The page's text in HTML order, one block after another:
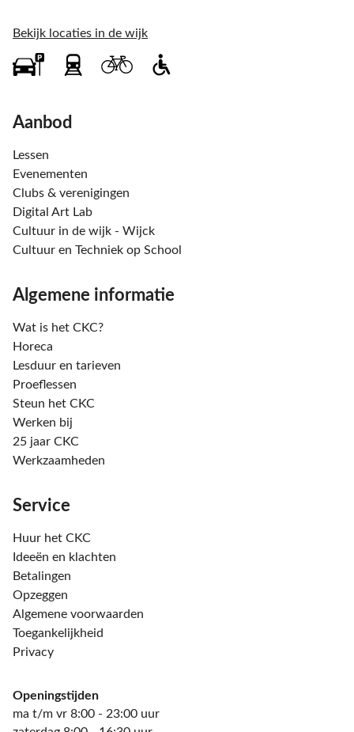
Bekijk locaties in de wijk
Aanbod
Lessen
Evenementen
Clubs & verenigingen
Digital Art Lab
Cultuur in de wijk - Wijck
Cultuur en Techniek op School
Algemene informatie
Wat is het CKC?
Horeca
Lesduur en tarieven
Proeflessen
Steun het CKC
Werken bij
25 jaar CKC
Werkzaamheden
Service
Huur het CKC
Ideeën en klachten
Betalingen
Opzeggen
Algemene voorwaarden
Toegankelijkheid
Privacy
Openingstijden
ma t/m vr 8:00 - 23:00 uur